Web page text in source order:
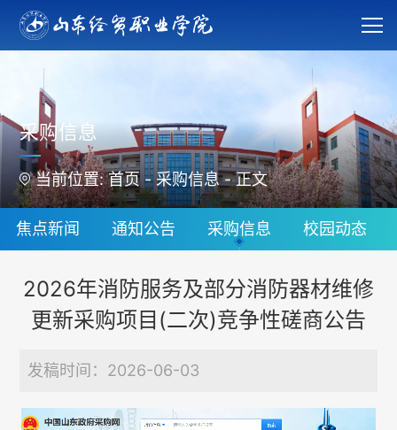
采购信息
当前位置:首页-采购信息-正文
焦点新闻 通知公告 采购信息 校园动态
2026年消防服务及部分消防器材维修
更新采购项目(二次)竞争性磋商公告
发稿时间：2026-06-03